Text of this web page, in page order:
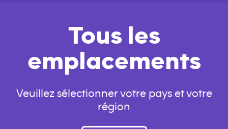
Tous les
emplacements
Veuillez sélectionner votre pays et votre
région